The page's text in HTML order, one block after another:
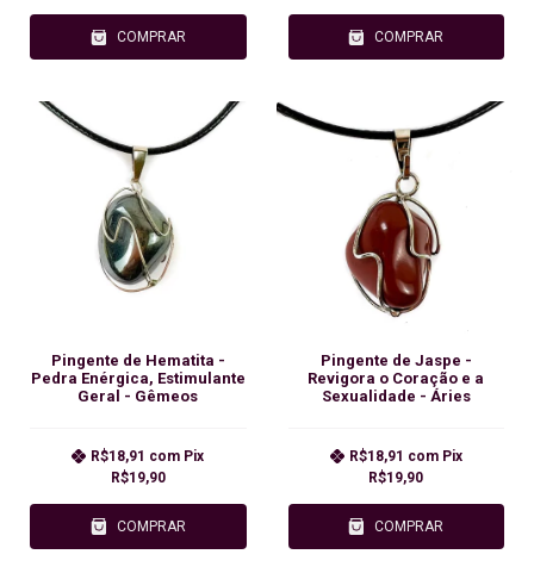
COMPRAR COMPRAR
Pingente de Hematita -
Pedra Enérgica, Estimulante
Geral - Gêmeos
R$19,90
R$18,91 com Pix
COMPRAR
Pingente de Jaspe -
Revigora o Coração e a
Sexualidade - Áries
R$19,90
R$18,91 com Pix
COMPRAR